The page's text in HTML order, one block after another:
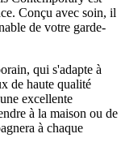
Conçu avec soin, il
de votre garde-
qui s'adapte à
de haute qualité
excellente
à la maison ou de
à chaque